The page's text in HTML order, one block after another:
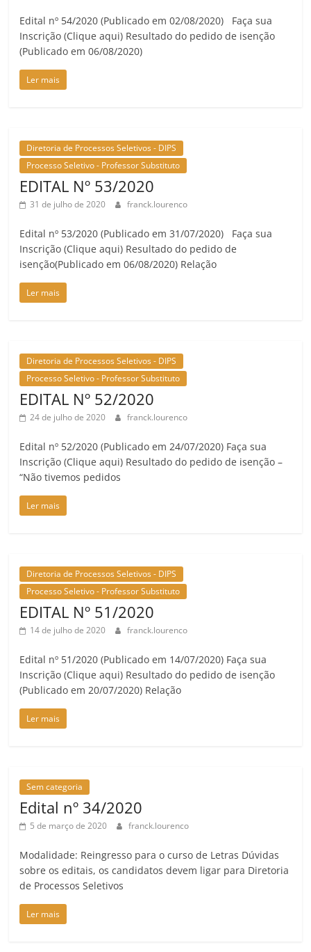
Edital nº 54/2020 (Publicado em 02/08/2020) Faça sua
Inscrição (Clique aqui) Resultado do pedido de isenção
(Publicado em 06/08/2020)
Ler mais
Diretoria de Processos Seletivos - DIPS
Processo Seletivo - Professor Substituto
EDITAL Nº 53/2020
31 de julho de 2020 franck.lourenco
Edital nº 53/2020 (Publicado em 31/07/2020) Faça sua
Inscrição (Clique aqui) Resultado do pedido de
isenção(Publicado em 06/08/2020) Relação
Ler mais
Diretoria de Processos Seletivos - DIPS
Processo Seletivo - Professor Substituto
EDITAL Nº 52/2020
24 de julho de 2020 franck.lourenco
Edital nº 52/2020 (Publicado em 24/07/2020) Faça sua
Inscrição (Clique aqui) Resultado do pedido de isenção –
“Não tivemos pedidos
Ler mais
Diretoria de Processos Seletivos - DIPS
Processo Seletivo - Professor Substituto
EDITAL Nº 51/2020
14 de julho de 2020 franck.lourenco
Edital nº 51/2020 (Publicado em 14/07/2020) Faça sua
Inscrição (Clique aqui) Resultado do pedido de isenção
(Publicado em 20/07/2020) Relação
Ler mais
Sem categoria
Edital nº 34/2020
5 de março de 2020 franck.lourenco
Modalidade: Reingresso para o curso de Letras Dúvidas
sobre os editais, os candidatos devem ligar para Diretoria
de Processos Seletivos
Ler mais